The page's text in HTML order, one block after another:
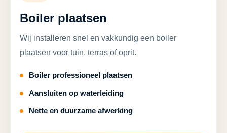
Boiler plaatsen
Wij installeren snel en vakkundig een boiler
plaatsen voor tuin, terras of oprit.
Boiler professioneel plaatsen
Aansluiten op waterleiding
Nette en duurzame afwerking